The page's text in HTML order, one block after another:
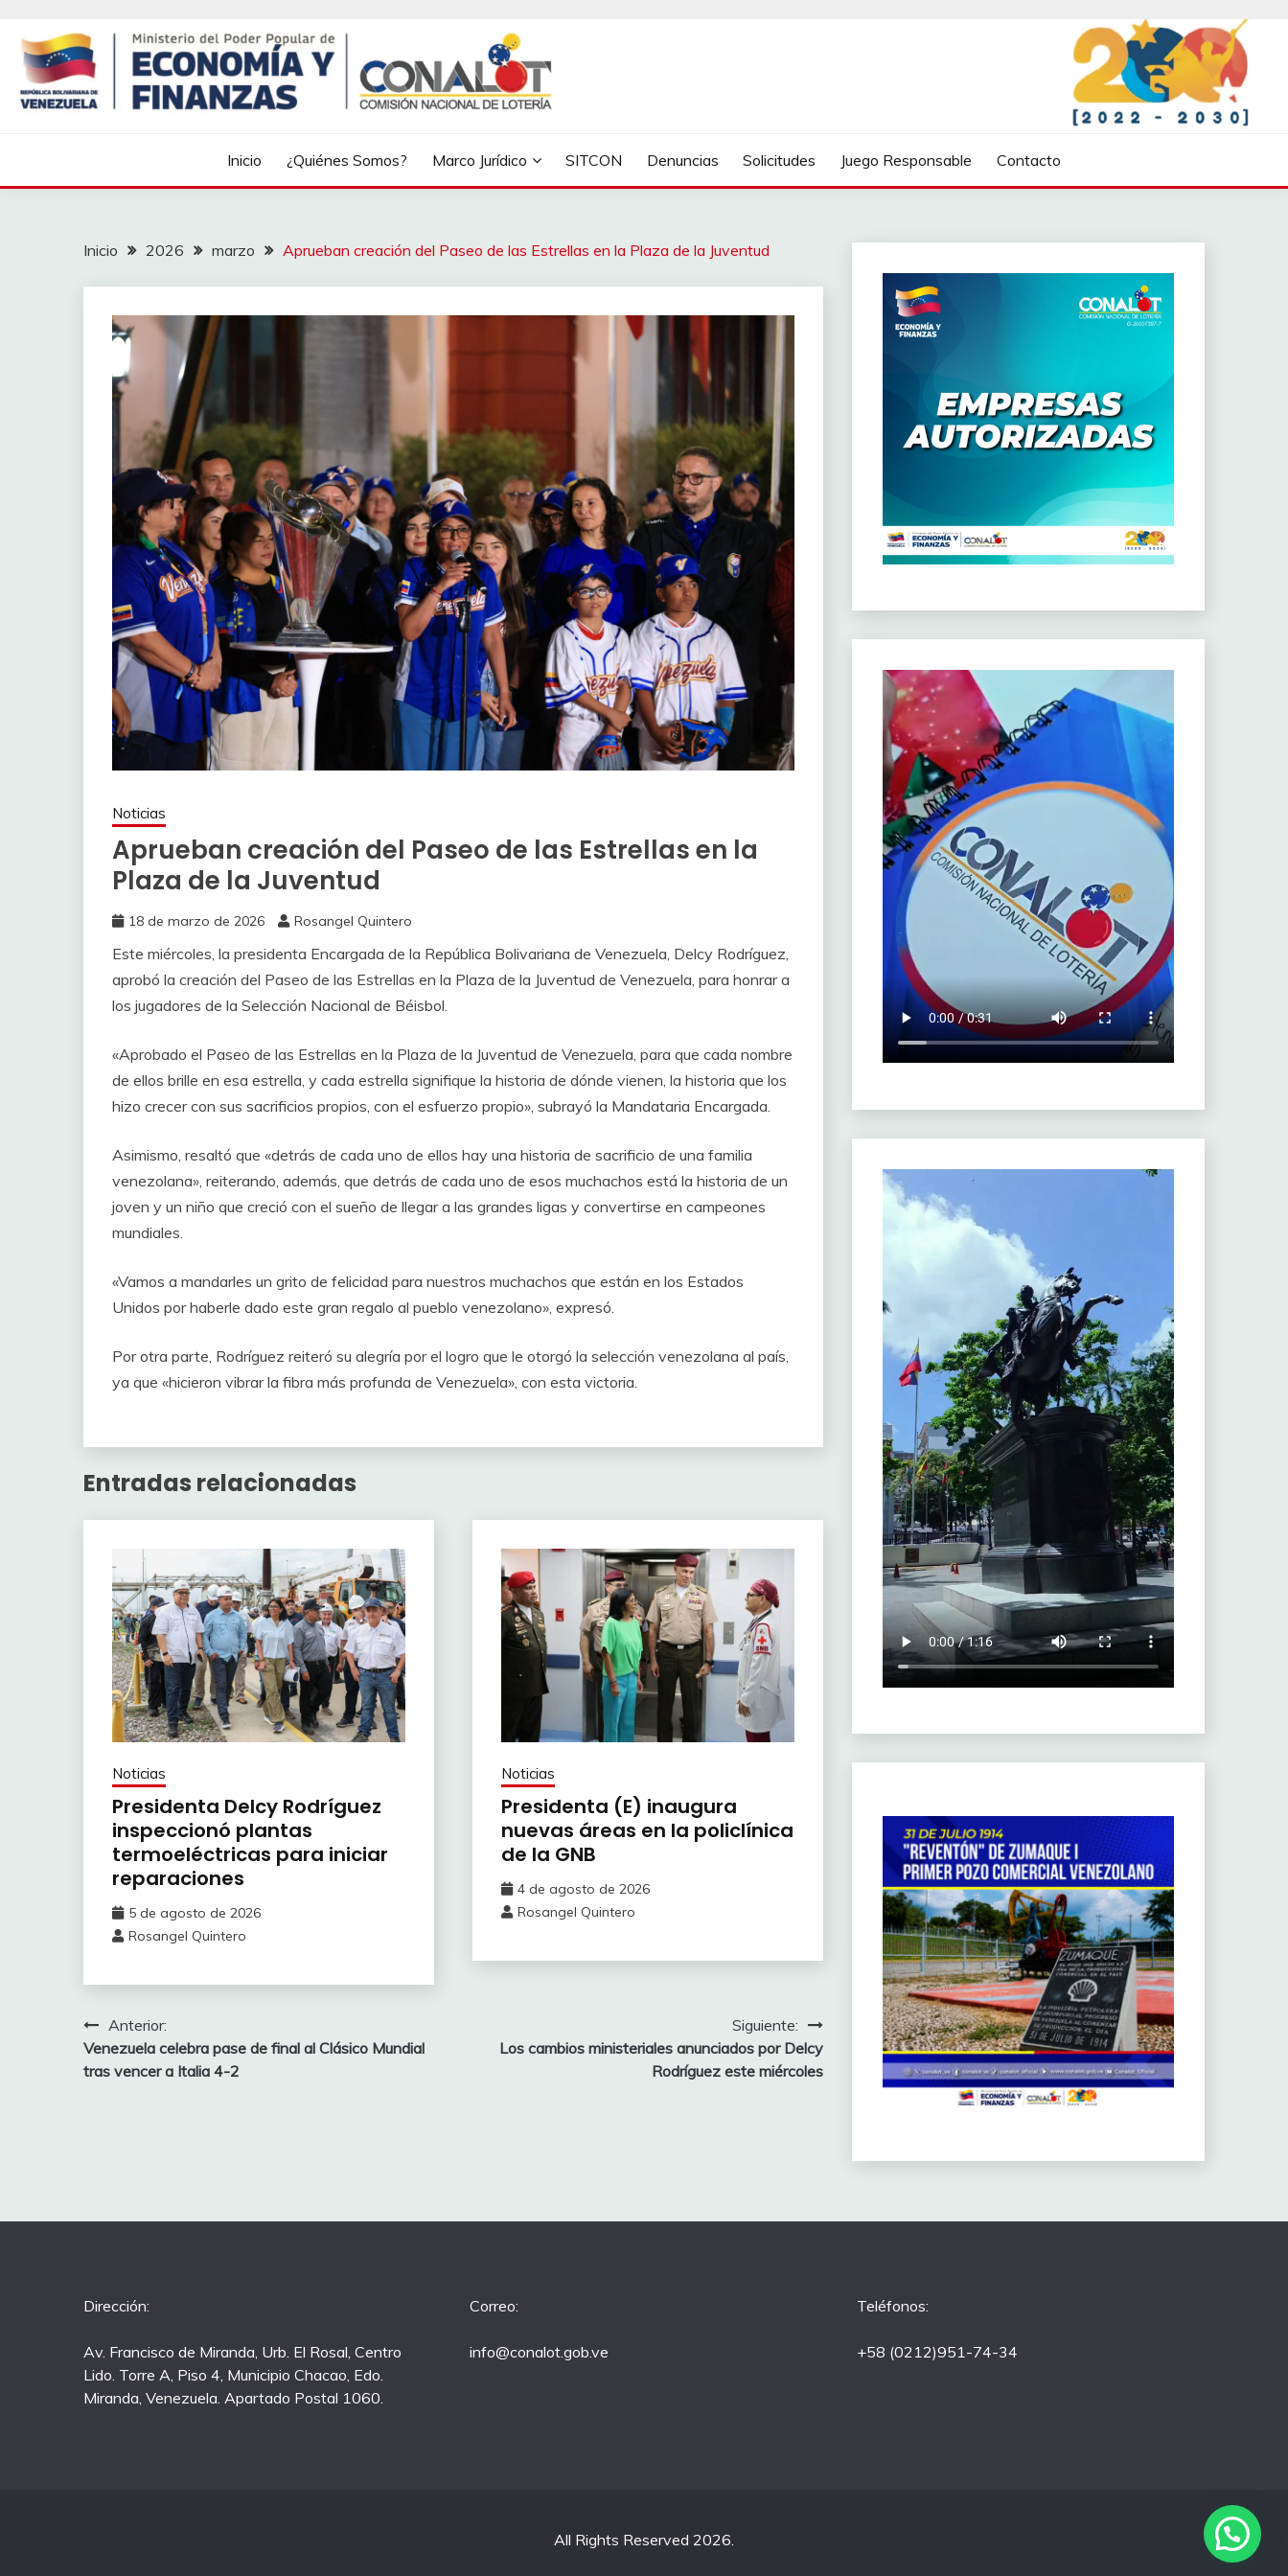
Inicio ¿Quiénes Somos? Marco Jurídico SITCON Denuncias Solicitudes Juego Responsable Contacto
Inicio 2026 marzo Aprueban creación del Paseo de las Estrellas en la Plaza de la Juventud
Noticias
Aprueban creación del Paseo de las Estrellas en la
Plaza de la Juventud
18 de marzo de 2026 Rosangel Quintero
Este miércoles, la presidenta Encargada de la República Bolivariana de Venezuela, Delcy Rodríguez,
aprobó la creación del Paseo de las Estrellas en la Plaza de la Juventud de Venezuela, para honrar a
los jugadores de la Selección Nacional de Béisbol.
«Aprobado el Paseo de las Estrellas en la Plaza de la Juventud de Venezuela, para que cada nombre
de ellos brille en esa estrella, y cada estrella signifique la historia de dónde vienen, la historia que los
hizo crecer con sus sacrificios propios, con el esfuerzo propio», subrayó la Mandataria Encargada.
Asimismo, resaltó que «detrás de cada uno de ellos hay una historia de sacrificio de una familia
venezolana», reiterando, además, que detrás de cada uno de esos muchachos está la historia de un
joven y un niño que creció con el sueño de llegar a las grandes ligas y convertirse en campeones
mundiales.
«Vamos a mandarles un grito de felicidad para nuestros muchachos que están en los Estados
Unidos por haberle dado este gran regalo al pueblo venezolano», expresó.
Por otra parte, Rodríguez reiteró su alegría por el logro que le otorgó la selección venezolana al país,
ya que «hicieron vibrar la fibra más profunda de Venezuela», con esta victoria.
Entradas relacionadas
Noticias
Presidenta Delcy Rodríguez
inspeccionó plantas
termoeléctricas para iniciar
reparaciones
5 de agosto de 2026
Rosangel Quintero
Noticias
Presidenta (E) inaugura
nuevas áreas en la policlínica
de la GNB
4 de agosto de 2026
Rosangel Quintero
Anterior:
Venezuela celebra pase de final al Clásico Mundial
tras vencer a Italia 4-2
Siguiente:
Los cambios ministeriales anunciados por Delcy
Rodríguez este miércoles
Dirección:
Av. Francisco de Miranda, Urb. El Rosal, Centro
Lido. Torre A, Piso 4, Municipio Chacao, Edo.
Miranda, Venezuela. Apartado Postal 1060.
Correo:
info@conalot.gob.ve
Teléfonos:
+58 (0212)951-74-34
All Rights Reserved 2026.